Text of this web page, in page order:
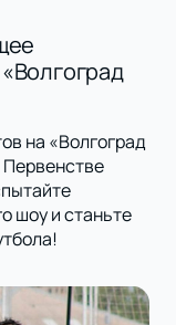
на «Волгоград
шоу и станьте